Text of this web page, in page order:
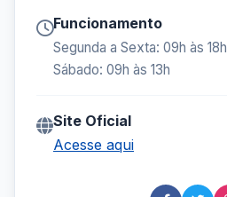
Funcionamento
Segunda a Sexta: 09h às 18h
Sábado: 09h às 13h
Site Oficial
Acesse aqui